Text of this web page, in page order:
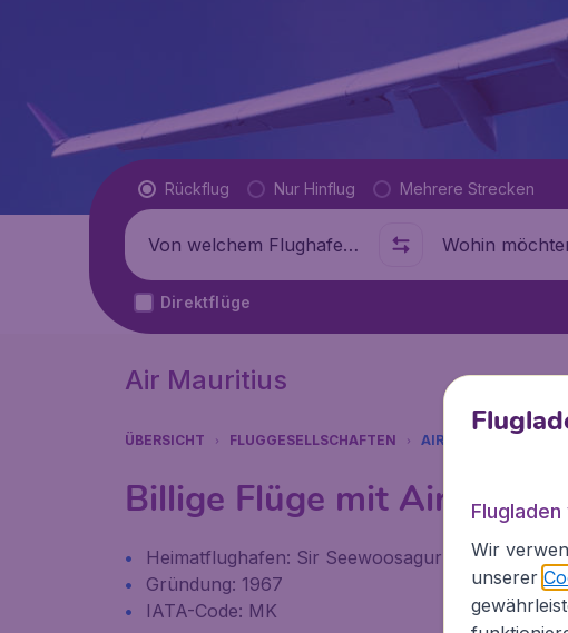
Flugtyp
Rückflug Nur Hinflug Mehrere Strecken
Abflug von Wohin
Direktflüge
Air Mauritius
ÜBERSICHT FLUGGESELLSCHAFTEN AIR MAURITIUS
Billige Flüge mit Air
Heimatflughafen: Sir Seewoosagur Ramgoolam
Gründung: 1967
IATA-Code: MK
Wir
unserer